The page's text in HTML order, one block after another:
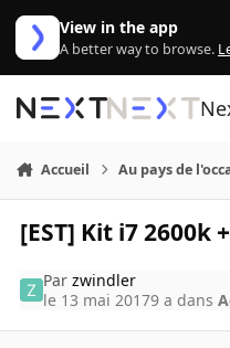
Aller au contenu
View in the app
A better way to browse.
Accueil Au pays de
[EST] Kit i7 2600k
Parzwindler
le 13 mai 20179 a dans